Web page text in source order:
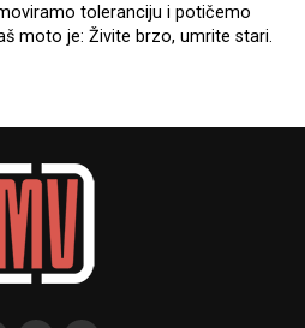
toleranciju i potičemo
moto je: Živite brzo, umrite stari.